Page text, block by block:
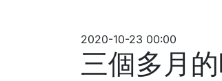
2020-10-23 00:00
三個多月